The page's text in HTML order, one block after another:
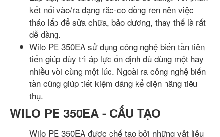
kết nối vào/ra dạng răc-co đồng ren nên việc
tháo lắp để sửa chữa, bảo dương, thay thế là rất
dễ dàng.
Wilo PE 350EA sử dụng công nghệ biến tần tiên
tiến giúp dùy trì áp lực ổn định dù dùng một hay
nhiều vòi cùng một lúc. Ngoài ra công nghệ biến
tần cũng giúp tiết kiệm đáng kể điện năng tiêu
thụ.
WILO PE 350EA - CẤU TẠO
Wilo PE 350EA được chế tạo bởi những vật liệu